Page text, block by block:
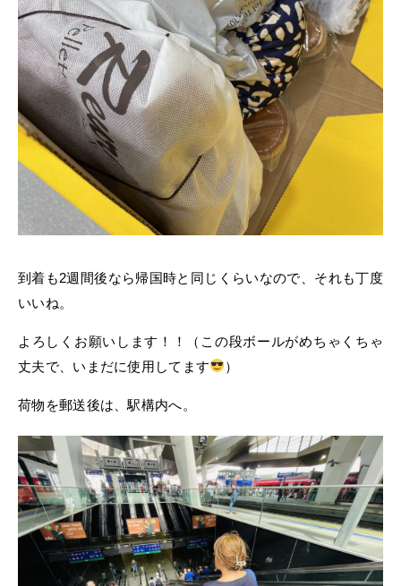
到着も2週間後なら帰国時と同じくらいなので、それも丁度
いいね。
よろしくお願いします！！（この段ボールがめちゃくちゃ
丈夫で、いまだに使用してます
）
荷物を郵送後は、駅構内へ。